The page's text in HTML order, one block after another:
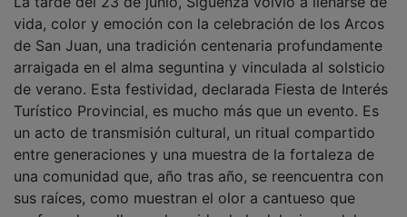
vida, color y emoción con la celebración de los Arcos
de San Juan, una tradición centenaria profundamente
arraigada en el alma seguntina y vinculada al solsticio
de verano. Esta festividad, declarada Fiesta de Interés
Turístico Provincial, es mucho más que un evento. Es
un acto de transmisión cultural, un ritual compartido
entre generaciones y una muestra de la fortaleza de
una comunidad que, año tras año, se reencuentra con
sus raíces, como muestran el olor a cantueso que
perfuma las calles y el sonido de la dulzaina y del